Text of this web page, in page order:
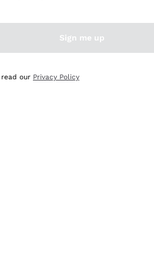
Sign me up
our Privacy Policy